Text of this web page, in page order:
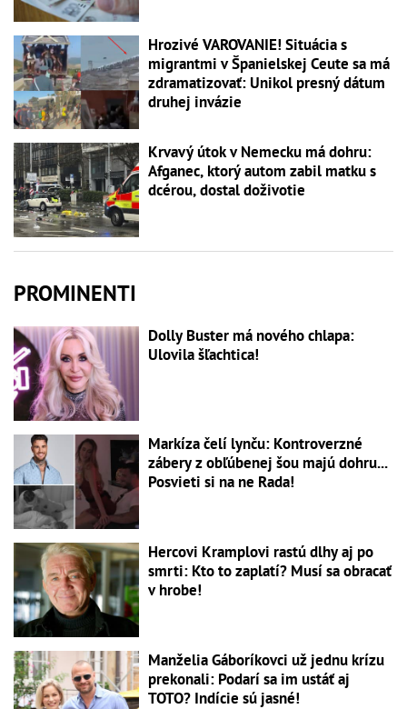
Hrozivé VAROVANIE! Situácia s
migrantmi v Španielskej Ceute sa má
zdramatizovať: Unikol presný dátum
druhej invázie
Krvavý útok v Nemecku má dohru:
Afganec, ktorý autom zabil matku s
dcérou, dostal doživotie
PROMINENTI
Dolly Buster má nového chlapa:
Ulovila šľachtica!
Markíza čelí lynču: Kontroverzné
zábery z obľúbenej šou majú dohru...
Posvieti si na ne Rada!
Hercovi Kramplovi rastú dlhy aj po
smrti: Kto to zaplatí? Musí sa obracať
v hrobe!
Manželia Gáboríkovci už jednu krízu
prekonali: Podarí sa im ustáť aj
TOTO? Indície sú jasné!